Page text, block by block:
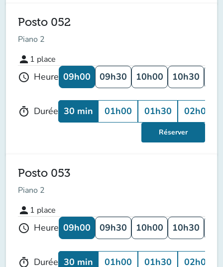
Posto 052
Piano 2
person 1 place
schedule Heure 09h00 09h30 10h00 10h30
timer Durée 30 min 01h00 01h30 02h00
Réserver
Posto 053
Piano 2
person 1 place
schedule Heure 09h00 09h30 10h00 10h30
timer Durée 30 min 01h00 01h30 02h00